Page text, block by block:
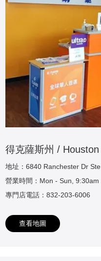
得克薩斯州 /
地址：6840 Ranchester Dr
營業時間：Mon - Sun, 9:30am
專門店電話：832-203-6006
查看地圖